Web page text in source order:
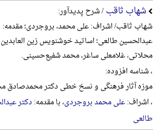
شهاب ثاقب/ شرح پدیدآور:
شهاب ثاقب/ اشراف: علی محمد، بروجردی؛ مقدمه:
عبدالحسین طالعی؛ اساتید خوشنویس زین العابدین
محلاتی، غلامعلی ساغر، محمد شفیع‌حسینی.
، شناسه افزوده:
موزه آثار فرهنگی و نسخ خطی دکتر محمدصادق
، اشراف:علی محمد بروجردی، با مقدمه:دکتر
طالعی